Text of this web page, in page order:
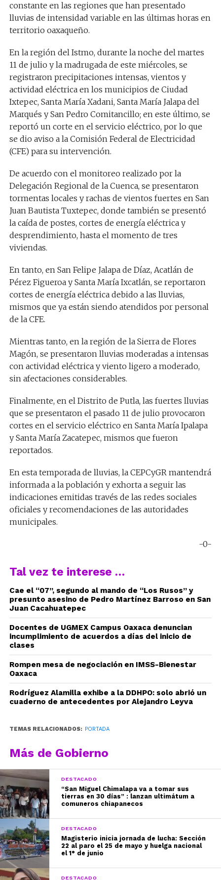
constante en las regiones que han presentado
lluvias de intensidad variable en las últimas horas en
territorio oaxaqueño.
En la región del Istmo, durante la noche del martes
11 de julio y la madrugada de este miércoles, se
registraron precipitaciones intensas, vientos y
actividad eléctrica en los municipios de Ciudad
Ixtepec, Santa María Xadani, Santa María Jalapa del
Marqués y San Pedro Comitancillo; en este último, se
reportó un corte en el servicio eléctrico, por lo que
se dio aviso a la Comisión Federal de Electricidad
(CFE) para su intervención.
De acuerdo con el monitoreo realizado por la
Delegación Regional de la Cuenca, se presentaron
tormentas locales y rachas de vientos fuertes en San
Juan Bautista Tuxtepec, donde también se presentó
la caída de postes, cortes de energía eléctrica y
desprendimiento, hasta el momento de tres
viviendas.
En tanto, en San Felipe Jalapa de Díaz, Acatlán de
Pérez Figueroa y Santa María Ixcatlán, se reportaron
cortes de energía eléctrica debido a las lluvias,
mismos que ya están siendo atendidos por personal
de la CFE.
Mientras tanto, en la región de la Sierra de Flores
Magón, se presentaron lluvias moderadas a intensas
con actividad eléctrica y viento ligero a moderado,
sin afectaciones considerables.
Finalmente, en el Distrito de Putla, las fuertes lluvias
que se presentaron el pasado 11 de julio provocaron
cortes en el servicio eléctrico en Santa María Ipalapa
y Santa María Zacatepec, mismos que fueron
reportados.
En esta temporada de lluvias, la CEPCyGR mantendrá
informada a la población y exhorta a seguir las
indicaciones emitidas través de las redes sociales
oficiales y recomendaciones de las autoridades
municipales.
-0-
Tal vez te interese …
Cae el “07”, segundo al mando de “Los Rusos” y
presunto asesino de Pedro Martínez Barroso en San
Juan Cacahuatepec
Docentes de UGMEX Campus Oaxaca denuncian
incumplimiento de acuerdos a días del inicio de
clases
Rompen mesa de negociación en IMSS-Bienestar
Oaxaca
Rodríguez Alamilla exhibe a la DDHPO: solo abrió un
cuaderno de antecedentes por Alejandro Leyva
TEMAS RELACIONADOS: PORTADA
Más de Gobierno
DESTACADO
“San Miguel Chimalapa va a tomar sus
tierras en 30 días” : lanzan ultimátum a
comuneros chiapanecos
DESTACADO
Magisterio inicia jornada de lucha: Sección
22 al paro el 25 de mayo y huelga nacional
el 1° de junio
DESTACADO